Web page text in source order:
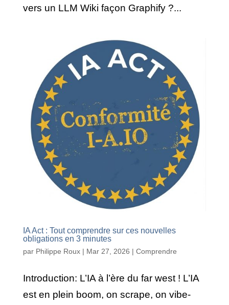
vers un LLM Wiki façon Graphify ?...
IA Act : Tout comprendre sur ces nouvelles
obligations en 3 minutes
par Philippe Roux| Mar 27, 2026 | Comprendre
Introduction: L’IA à l’ère du far west ! L’IA
est en plein boom, on scrape, on vibe-